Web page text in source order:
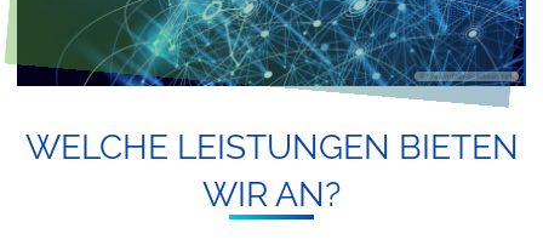
WEL­CHE LEIS­TUN­GEN BIE­TEN
WIR AN?